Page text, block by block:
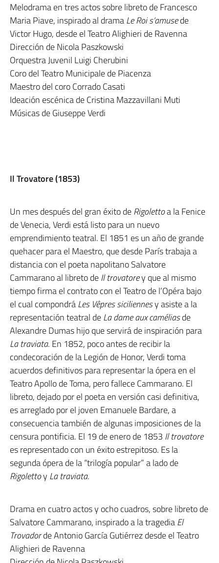
Melodrama en tres actos sobre libreto de Francesco
Maria Piave, inspirado al dramaLe Roi s’amusede
Victor Hugo, desde el Teatro Alighieri de Ravenna
Dirección de Nicola Paszkowski
Orquestra Juvenil Luigi Cherubini
Coro del Teatro Municipale de Piacenza
Maestro del coro Corrado Casati
Ideación escénica de Cristina Mazzavillani Muti
Músicas de Giuseppe Verdi
Il Trovatore (1853)
Un mes después del gran éxito deRigolettoa la Fenice
de Venecia, Verdi está listo para un nuevo
emprendimiento teatral. El 1851 es un año de grande
quehacer para el Maestro, que desde París trabaja a
distancia con el poeta napolitano Salvatore
Cammarano al libreto deIl trovatorey que al mismo
tiempo firma el contrato con el Teatro de l’Opéra bajo
el cual compondráLes Vêpres siciliennesy asiste a la
representación teatral deLa dame aux caméliasde
Alexandre Dumas hijo que servirá de inspiración para
La traviata. En 1852, poco antes de recibir la
condecoración de la Legión de Honor, Verdi toma
acuerdos definitivos para representar la ópera en el
Teatro Apollo de Toma, pero fallece Cammarano. El
libreto, dejado por el poeta en versión casi definitiva,
es arreglado por el joven Emanuele Bardare, a
consecuencia también de algunas imposiciones de la
censura pontificia. El 19 de enero de 1853 Il trovatore
es representado con un éxito estrepitoso. Es la
segunda ópera de la “trilogía popular” a lado de
Rigolettoy La traviata.
Drama en cuatro actos y ocho cuadros, sobre libreto de
Salvatore Cammarano, inspirado a la tragediaEl
Trovadorde Antonio García Gutiérrez desde el Teatro
Alighieri de Ravenna